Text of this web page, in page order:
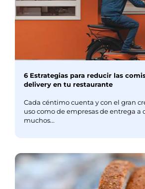
6 Estrategias para reducir las
delivery en tu restaurante
Cada céntimo cuenta y con el gran
uso como de empresas de entrega a
muchos...